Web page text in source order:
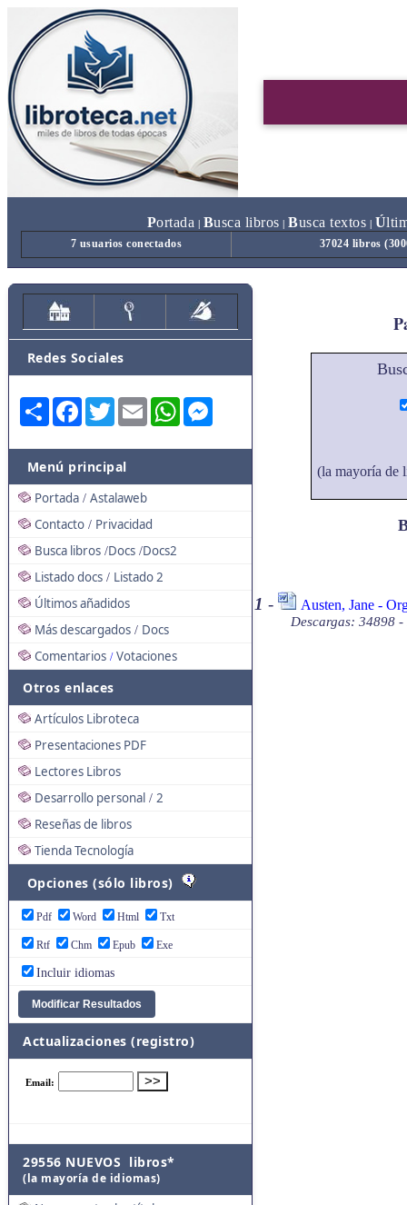
Portada Busca libros Busca textos Ú
7 usuarios conectados 37024 libros
Redes Sociales
Share FacebookTwitterEmail WhatsApp
Menú principal
Portada / Astalaweb
Contacto / Privacidad
Busca libros /Docs /Docs2
Listado docs / Listado 2
Últimos añadidos
Más descargados / Docs
Comentarios / Votaciones
Otros enlaces
Artículos Libroteca
Presentaciones PDF
Lectores Libros
Desarrollo personal / 2
Reseñas de libros
Tienda Tecnología
Opciones (sólo libros)
Pdf Word Html Txt
Rtf Chm Epub Exe
Incluir idiomas
Actualizaciones (registro)
29556 NUEVOS libros*
(la mayoría de idiomas)
(la mayoría de
1 - Austen, Jane -
Descargas: 34898